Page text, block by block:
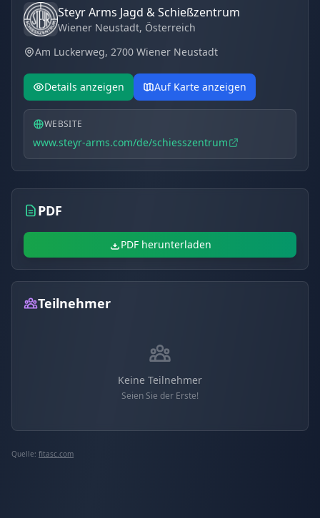
Steyr Arms Jagd & Schießzentrum
Wiener Neustadt, Österreich
Am Luckerweg, 2700 Wiener Neustadt
Details anzeigen Auf Karte anzeigen
WEBSITE
www.steyr-arms.com/de/schiesszentrum
PDF
PDF herunterladen
Teilnehmer
Keine Teilnehmer
Seien Sie der Erste!
Quelle: fitasc.com